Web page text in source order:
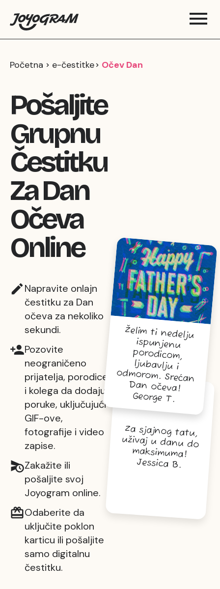
Početna e-čestitke Očev Dan
Pošaljite
Grupnu
Čestitku
Za Dan
Očeva
Online
Napravite onlajn
čestitku za Dan
očeva za nekoliko
sekundi.
Pozovite
neograničeno
prijatelja, porodice
i kolega da dodaju
poruke, uključujući
GIF-ove,
fotografije i video
zapise.
Zakažite ili
pošaljite svoj
Joyogram online.
Odaberite da
uključite poklon
karticu ili pošaljite
samo digitalnu
čestitku.
Želim ti nedelju
ispunjenu
porodicom,
ljubavlju i
odmorom. Srećan
Dan očeva!
George T.
Za sjajnog tatu,
uživaj u danu do
maksimuma!
Jessica B.